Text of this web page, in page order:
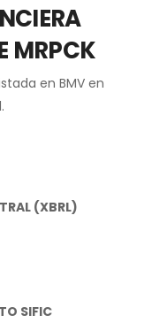
MRPCK
en BMV en
(XBRL)
SIFIC